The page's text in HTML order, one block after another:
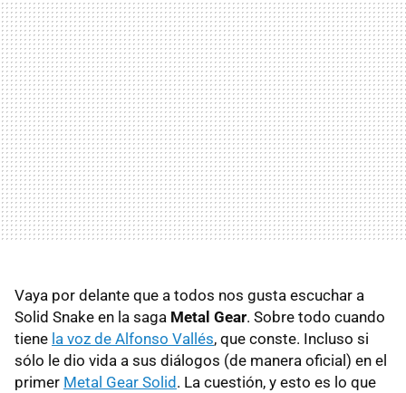
Vaya por delante que a todos nos gusta escuchar a
Solid Snake en la saga Metal Gear. Sobre todo cuando
tiene la voz de Alfonso Vallés, que conste. Incluso si
sólo le dio vida a sus diálogos (de manera oficial) en el
primer Metal Gear Solid . La cuestión, y esto es lo que